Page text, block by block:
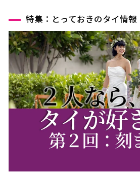
特集：とっておきのタイ情報